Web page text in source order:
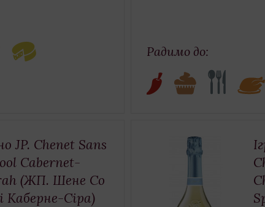
Радимо до:
JP. Chenet Sans
Cabernet-
(ЖП. Шене Cо
Каберне-Cіра)